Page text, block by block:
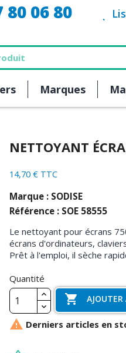
80 06 80
Marques
NETTOYANT
14,70 € TTC
Marque : SODISE
Référence : SOE 58555
Le nettoyant pour écrans
écrans d'ordinateurs,
Prêt à l'emploi, il sèche
Quantité
 AJOUTER
 Derniers articles en